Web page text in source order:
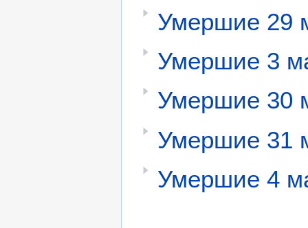
Умершие 29
Умершие 3
Умершие 30
Умершие 31
Умершие 4